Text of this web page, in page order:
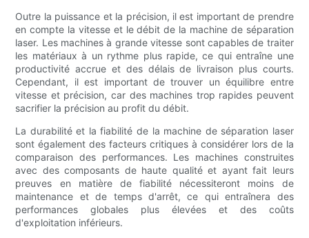
Outre la puissance et la précision, il est important de prendre
en compte la vitesse et le débit de la machine de séparation
laser. Les machines à grande vitesse sont capables de traiter
les matériaux à un rythme plus rapide, ce qui entraîne une
productivité accrue et des délais de livraison plus courts.
Cependant, il est important de trouver un équilibre entre
vitesse et précision, car des machines trop rapides peuvent
sacrifier la précision au profit du débit.
La durabilité et la fiabilité de la machine de séparation laser
sont également des facteurs critiques à considérer lors de la
comparaison des performances. Les machines construites
avec des composants de haute qualité et ayant fait leurs
preuves en matière de fiabilité nécessiteront moins de
maintenance et de temps d'arrêt, ce qui entraînera des
performances globales plus élevées et des coûts
d'exploitation inférieurs.